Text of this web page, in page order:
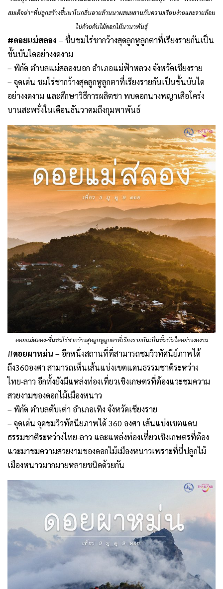
สมเด็จย่า”ที่ปลูกสร้างขึ้นมาในกลิ่นอายล้านนาผสมผสานกับความเรียบง่ายและรายล้อม
ไปด้วยต้นไม้ดอกไม้นานาพันธุ์
#ดอยแม่สลอง – ชื่นชมไร่ชากว้างสุดลูกหูลูกตาที่เรียงรายกันเป็น
ขั้นบันไดอย่างงดงาม
– พิกัด ตำบลแม่สลองนอก อำเภอแม่ฟ้าหลวง จังหวัดเชียงราย
– จุดเด่น ชมไร่ชากว้างสุดลูกหูลูกตาที่เรียงรายกันเป็นขั้นบันได
อย่างงดงาม และศึกษาวิธีการผลิตชา พบดอกนางพญาเสือโคร่ง
บานสะพรั่งในเดือนธันวาคมถึงกุมพาพันธ์
ดอยแม่สลอง-ชื่นชมไร่ชากว้างสุดลูกหูลูกตาที่เรียงรายกันเป็นขั้นบันไดอย่างงดงาม
#ดอยผาหม่น – อีกหนึ่งสถานที่ที่สามารถชมวิวทัศนีย์ภาพได้
ถึง360องศา สามารถเห็นเส้นแบ่งเขตแดนธรรมชาติระหว่าง
ไทย-ลาว อีกทั้งยังมีแหล่งท่องเที่ยวเชิงเกษตรที่ต้องแวะชมความ
สวยงามของดอกไม้เมืองหนาว
– พิกัด ตำบลตับเต่า อำเภอเทิง จังหวัดเชียงราย
– จุดเด่น จุดชมวิวทัศนียภาพได้ 360 องศา เส้นแบ่งเขตแดน
ธรรมชาติระหว่างไทย-ลาว และแหล่งท่องเที่ยวเชิงเกษตรที่ต้อง
แวะมาชมความสวยงามของดอกไม้เมืองหนาวเพราะที่นี่ปลูกไม้
เมืองหนาวมากมายหลายชนิดด้วยกัน